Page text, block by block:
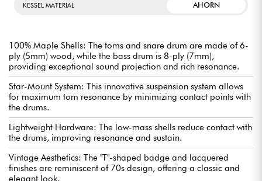
KESSEL MATERIAL AHORN
100% Maple Shells: The toms and snare drum are made of 6-
ply (5mm) wood, while the bass drum is 8-ply (7mm),
providing exceptional sound projection and rich resonance.
Star-Mount System: This innovative suspension system allows
for maximum tom resonance by minimizing contact points with
the drums.
Lightweight Hardware: The low-mass shells reduce contact with
the drums, improving resonance and sustain.
Vintage Aesthetics: The "T"-shaped badge and lacquered
finishes are reminiscent of 70s design, offering a classic and
elegant look.